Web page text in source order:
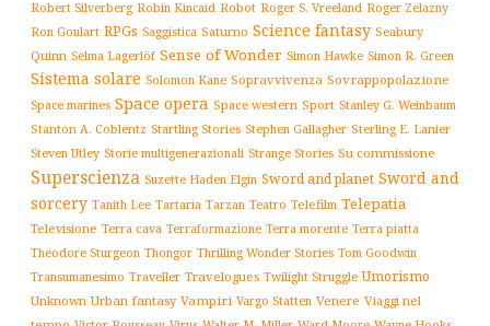
Robert Silverberg Robin Kincaid Robot Roger S. Vreeland Roger Zelazny
Ron Goulart RPGs Saggistica Saturno Science fantasy Seabury
Quinn Selma Lagerlöf Sense of Wonder Simon Hawke Simon R. Green
Sistema solare Solomon Kane Sopravvivenza Sovrappopolazione
Space marines Space opera Space western Sport Stanley G. Weinbaum
Stanton A. Coblentz Startling Stories Stephen Gallagher Sterling E. Lanier
Steven Utley Storie multigenerazionali Strange Stories Su commissione
Superscienza Suzette Haden Elgin Sword and planet Sword and
sorcery Tanith Lee Tartaria Tarzan Teatro Telefilm Telepatia
Televisione Terra cava Terraformazione Terra morente Terra piatta
Theodore Sturgeon Thongor Thrilling Wonder Stories Tom Goodwin
Transumanesimo Traveller Travelogues Twilight Struggle Umorismo
Unknown Urban fantasy Vampiri Vargo Statten Venere Viaggi nel